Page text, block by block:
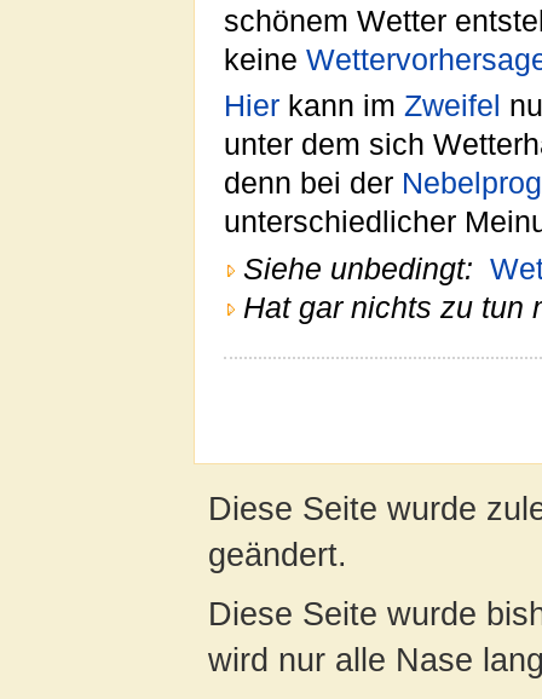
schönem Wetter
keine
Hier kann im Zweifel
unter dem sich
denn bei der
unterschiedlicher
Siehe unbedingt:
Hat gar nichts zu tun
Diese Seite wurde
geändert.
Diese Seite wurde
wird nur alle Nase